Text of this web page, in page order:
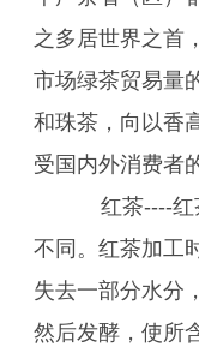
之多居世界之首
市场绿茶贸易量
和珠茶，向以香
受国内外消费者
红茶----红
不同。红茶加工
失去一部分水分
然后发酵，使所